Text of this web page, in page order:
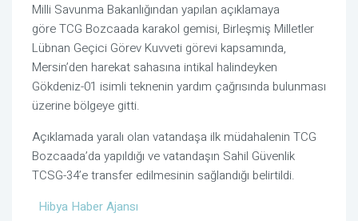
Milli Savunma Bakanlığından yapılan açıklamaya
göre TCG Bozcaada karakol gemisi, Birleşmiş Milletler
Lübnan Geçici Görev Kuvveti görevi kapsamında,
Mersin’den harekat sahasına intikal halindeyken
Gökdeniz-01 isimli teknenin yardım çağrısında bulunması
üzerine bölgeye gitti.
Açıklamada yaralı olan vatandaşa ilk müdahalenin TCG
Bozcaada’da yapıldığı ve vatandaşın Sahil Güvenlik
TCSG-34’e transfer edilmesinin sağlandığı belirtildi.
Hibya Haber Ajansı